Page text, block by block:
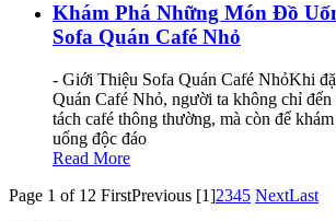
Khám Phá Những Món Đồ
Sofa Quán Café Nhỏ
- Giới Thiệu Sofa Quán Café NhỏKhi
Quán Café Nhỏ, người ta không chỉ
tách café thông thường, mà còn để
uống độc đáo
Read More
Page 1 of 12 FirstPrevious [1]2345 NextLast